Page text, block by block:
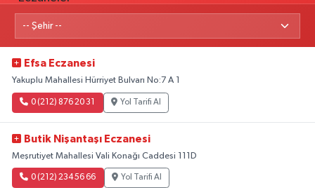
Efsa Eczanesi
Yakuplu Mahallesi Hürriyet Bulvarı No:7 A 1
0 (212) 876 20 31 Yol Tarifi Al
Butik Nişantaşı Eczanesi
Meşrutiyet Mahallesi Vali Konağı Caddesi 111D
0 (212) 234 56 66 Yol Tarifi Al